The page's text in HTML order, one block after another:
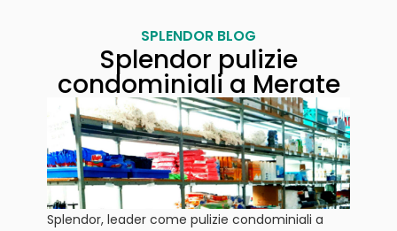
SPLENDOR BLOG
Splendor pulizie
condominiali a Merate
Splendor, leader come pulizie condominiali a